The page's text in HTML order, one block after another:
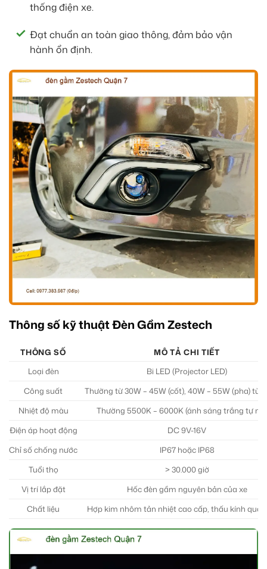
thống điện xe.
Đạt chuẩn an toàn giao thông, đảm bảo vận
hành ổn định.
Thông số kỹ thuật Đèn Gầm Zestech
THÔNG SỐ
MÔ TẢ CHI TIẾT
Loại đèn
Bi LED (Projector LED)
Công suất
Thường từ 30W – 45W (cốt), 40W – 55W (pha) tùy
Nhiệt độ màu
Thường 5500K – 6000K (ánh sáng trắng tự
Điện áp hoạt động
DC 9V-16V
Chỉ số chống nước
IP67 hoặc IP68
Tuổi thọ
> 30.000 giờ
Vị trí lắp đặt
Hốc đèn gầm nguyên bản của xe
Chất liệu
Hợp kim nhôm tản nhiệt cao cấp, thấu kính